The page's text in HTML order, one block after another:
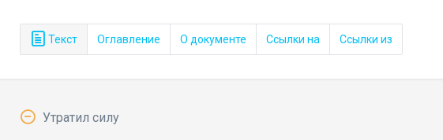
Текст Оглавление О документе Ссылки на Ссылки из
Утратил силу